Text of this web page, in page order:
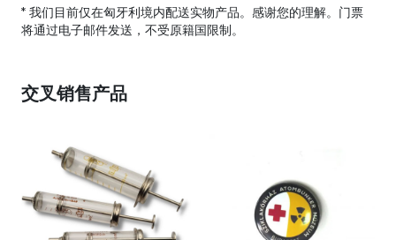
* 我们目前仅在匈牙利境内配送实物产品。感谢您的理解。门票
将通过电子邮件发送，不受原籍国限制。
交叉销售产品